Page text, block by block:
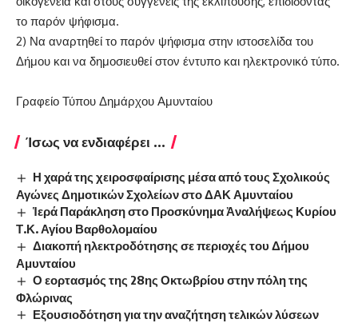
το παρόν ψήφισμα.
2) Να αναρτηθεί το παρόν ψήφισμα στην ιστοσελίδα του
Δήμου και να δημοσιευθεί στον έντυπο και ηλεκτρονικό τύπο.
Γραφείο Τύπου Δημάρχου Αμυνταίου
Ίσως να ενδιαφέρει ...
Η χαρά της χειροσφαίρισης μέσα από τους Σχολικούς
Αγώνες Δημοτικών Σχολείων στο ΔΑΚ Αμυνταίου
Ἱερά Παράκληση στο Προσκύνημα Ἀναλήψεως Κυρίου
Τ.Κ. Αγίου Βαρθολομαίου
Διακοπή ηλεκτροδότησης σε περιοχές του Δήμου
Αμυνταίου
Ο εορτασμός της 28ης Οκτωβρίου στην πόλη της
Φλώρινας
Εξουσιοδότηση για την αναζήτηση τελικών λύσεων